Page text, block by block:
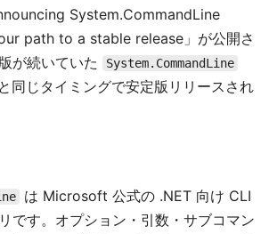
System.CommandLine
path to a stable release」が公開さ
が続いていた
System.CommandLine
同じタイミングで安定版リリースされ
は Microsoft 公式の .NET 向け CLI
です。オプション・引数・サブコマン